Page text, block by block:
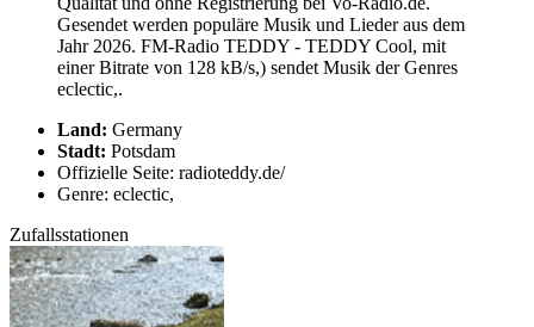
Gesendet werden populäre Musik und Lieder aus dem
Jahr 2026. FM-Radio TEDDY - TEDDY Cool, mit
einer Bitrate von 128 kB/s,) sendet Musik der Genres
eclectic,.
Land: Germany
Stadt: Potsdam
Offizielle Seite: radioteddy.de/
Genre: eclectic,
Zufallsstationen